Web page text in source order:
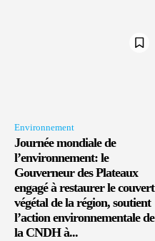
Environnement
Journée mondiale de
l’environnement: le
Gouverneur des Plateaux
engagé à restaurer le couvert
végétal de la région, soutient
l’action environnementale de
la CNDH à...